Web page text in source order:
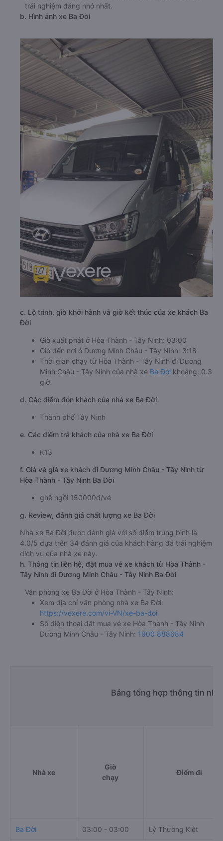
trải nghiệm đáng nhớ nhất.
b. Hình ảnh xe Ba Đời
c. Lộ trình, giờ khởi hành và giờ kết thúc của xe khách Ba
Đời
Giờ xuất phát ở Hòa Thành - Tây Ninh: 03:00
Giờ đến nơi ở Dương Minh Châu - Tây Ninh: 3:18
Thời gian chạy từ Hòa Thành - Tây Ninh đi Dương
Minh Châu - Tây Ninh của nhà xe Ba Đời khoảng: 0.3
giờ
d. Các điểm đón khách của nhà xe Ba Đời
Thành phố Tây Ninh
e. Các điểm trả khách của nhà xe Ba Đời
K13
f. Giá vé giá xe khách đi Dương Minh Châu - Tây Ninh từ
Hòa Thành - Tây Ninh Ba Đời
ghế ngồi 150000đ/vé
g. Review, đánh giá chất lượng xe Ba Đời
Nhà xe Ba Đời được đánh giá với số điểm trung bình là
4.0/5 dựa trên 34 đánh giá của khách hàng đã trải nghiệm
dịch vụ của nhà xe này.
h. Thông tin liên hệ, đặt mua vé xe khách từ Hòa Thành -
Tây Ninh đi Dương Minh Châu - Tây Ninh Ba Đời
Văn phòng xe Ba Đời ở Hòa Thành - Tây Ninh:
Xem địa chỉ văn phòng nhà xe Ba Đời:
https://vexere.com/vi-VN/xe-ba-doi
Số điện thoại đặt mua vé xe Hòa Thành - Tây Ninh
Dương Minh Châu - Tây Ninh: 1900 888684
Bảng tổng hợp thông tin
Nhà xe
Giờ
chạy
Điểm đi
Ba Đời 03:00 - 03:00 Lý Thường Kiệt